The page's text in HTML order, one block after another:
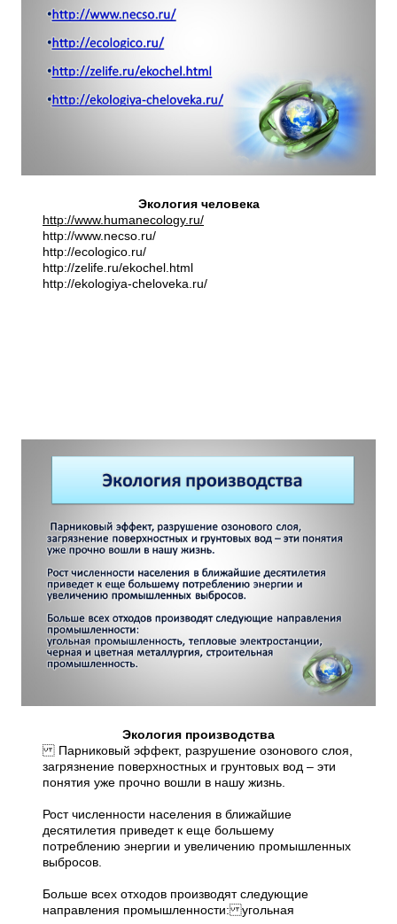
Экология человека
http://www.humanecology.ru/
http://www.necso.ru/
http://ecologico.ru/
http://zelife.ru/ekochel.html
http://ekologiya-cheloveka.ru/
Экология производства
Парниковый эффект, разрушение озонового слоя,
загрязнение поверхностных и грунтовых вод – эти
понятия уже прочно вошли в нашу жизнь.
Рост численности населения в ближайшие
десятилетия приведет к еще большему
потреблению энергии и увеличению промышленных
выбросов.
Больше всех отходов производят следующие
направления промышленности: угольная